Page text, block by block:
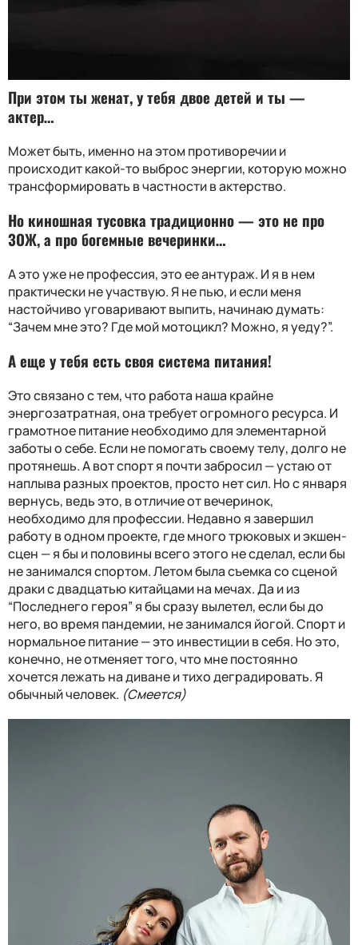
При этом ты женат, у тебя двое детей и ты —
актер…
Может быть, именно на этом противоречии и
происходит какой-то выброс энергии, которую можно
трансформировать в частности в актерство.
Но киношная тусовка традиционно — это не про
ЗОЖ, а про богемные вечеринки…
А это уже не профессия, это ее антураж. И я в нем
практически не участвую. Я не пью, и если меня
настойчиво уговаривают выпить, начинаю думать:
“Зачем мне это? Где мой мотоцикл? Можно, я уеду?”.
А еще у тебя есть своя система питания!
Это связано с тем, что работа наша крайне
энергозатратная, она требует огромного ресурса. И
грамотное питание необходимо для элементарной
заботы о себе. Если не помогать своему телу, долго не
протянешь. А вот спорт я почти забросил — устаю от
наплыва разных проектов, просто нет сил. Но с января
вернусь, ведь это, в отличие от вечеринок,
необходимо для профессии. Недавно я завершил
работу в одном проекте, где много трюковых и экшен-
сцен — я бы и половины всего этого не сделал, если бы
не занимался спортом. Летом была съемка со сценой
драки с двадцатью китайцами на мечах. Да и из
“Последнего героя” я бы сразу вылетел, если бы до
него, во время пандемии, не занимался йогой. Спорт и
нормальное питание — это инвестиции в себя. Но это,
конечно, не отменяет того, что мне постоянно
хочется лежать на диване и тихо деградировать. Я
обычный человек. (Смеется)